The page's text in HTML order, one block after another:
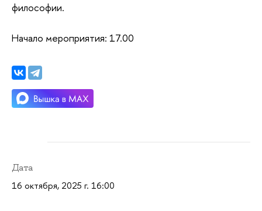
философии.
Начало мероприятия: 17.00
Дата
16 октября, 2025 г. 16:00